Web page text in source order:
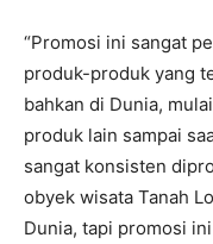
“Promosi ini sangat
produk-produk yang
bahkan di Dunia,
produk lain sampai
sangat konsisten
obyek wisata Tanah
Dunia, tapi promosi